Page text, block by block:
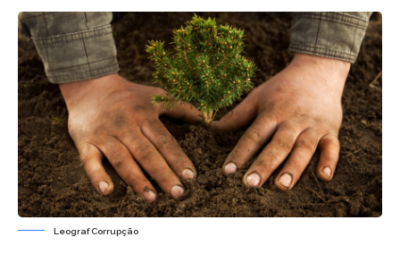
Leograf Corrupção